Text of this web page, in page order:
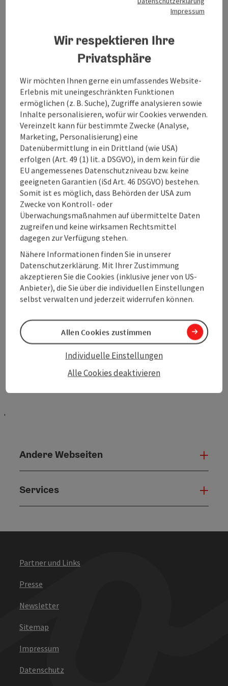
auch das neue Standkonzept , das gemeinsam mit den
Mit über 20 persönlichen Gesprächen vor Ort und konkreten
Anfragen von Hosted Buyers und Agenturen, war die
für das Tagungsland Oberösterreich.
Nähere Infos zur IBTM unter: ibtmworld.com
vorheriges Element
nächstes Element
Kontakt & Service
Convention Bureau Oberösterreich
Freistädter Straße 119
+43 732 7277-581
E-Mail
tagung@oberoesterreich.at
'
Andere Webseiten
Services
Partner und Links
Presse
Newsletter
Sitemap
Impressum
Datenschutz
Impressum
Wir respektieren Ihre
Privatsphäre
Wir möchten Ihnen gerne ein umfassendes Website-
Erlebnis mit uneingeschränkten Funktionen
ermöglichen (z. B. Suche), Zugriffe analysieren sowie
Inhalte personalisieren, wofür wir Cookies verwenden.
Vereinzelt kann für bestimmte Zwecke (Analyse,
Marketing, Personalisierung) eine
Datenübermittlung in ein Drittland (wie USA)
erfolgen (Art. 49 (1) lit. a DSGVO), in dem kein für die
EU angemessenes Datenschutzniveau bzw. keine
geeigneten Garantien (iSd Art. 46 DSGVO) bestehen.
Somit ist es möglich, dass Behörden der USA zum
Zwecke von Kontroll- oder
Überwachungsmaßnahmen auf übermittelte Daten
zugreifen und keine wirksamen Rechtsmittel
dagegen zur Verfügung stehen.
Nähere Informationen finden Sie in unserer
Datenschutzerklärung. Mit Ihrer Zustimmung
akzeptieren Sie die Cookies (inklusive jener von US-
Anbieter), die Sie über die individuellen Einstellungen
selbst verwalten und jederzeit widerrufen können.
Alle Cookies deaktivieren
Individuelle Einstellungen
Allen Cookies zustimmen